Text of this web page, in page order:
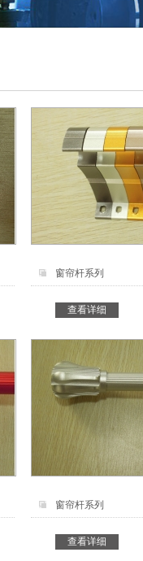
窗帘杆系列
查看详细
窗帘杆系列
查看详细